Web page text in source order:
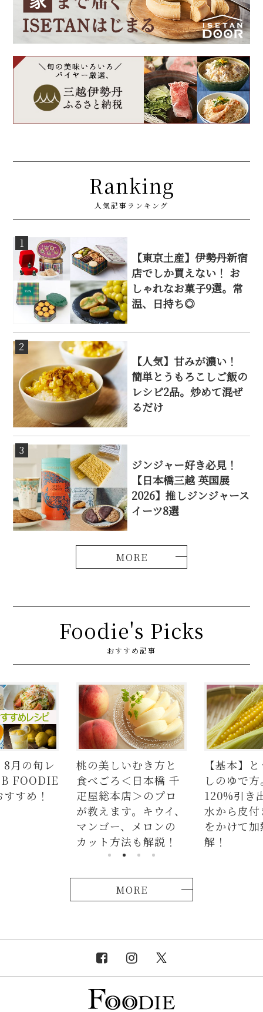
Ranking
人気記事ランキング
1
【東京土産】伊勢丹新宿
店でしか買えない！ お
しゃれなお菓子9選。常
温、日持ち◎
2
【人気】甘みが濃い！
簡単とうもろこしご飯の
レシピ2品。炒めて混ぜ
るだけ
3
ジンジャー好き必見！
【日本橋三越 英国展
2026】推しジンジャース
イーツ8選
Foodie's Picks
おすすめ記事
むき方と
日本橋 千
のプロ
【基本】とうもろこ
しのゆで方。甘さを
120%引き出すには、
水から皮付き＆時間
をかけて加熱が正
解！
【簡単】
の人気レ
ラダはタ
麺、よだ
つかない
説！
MORE